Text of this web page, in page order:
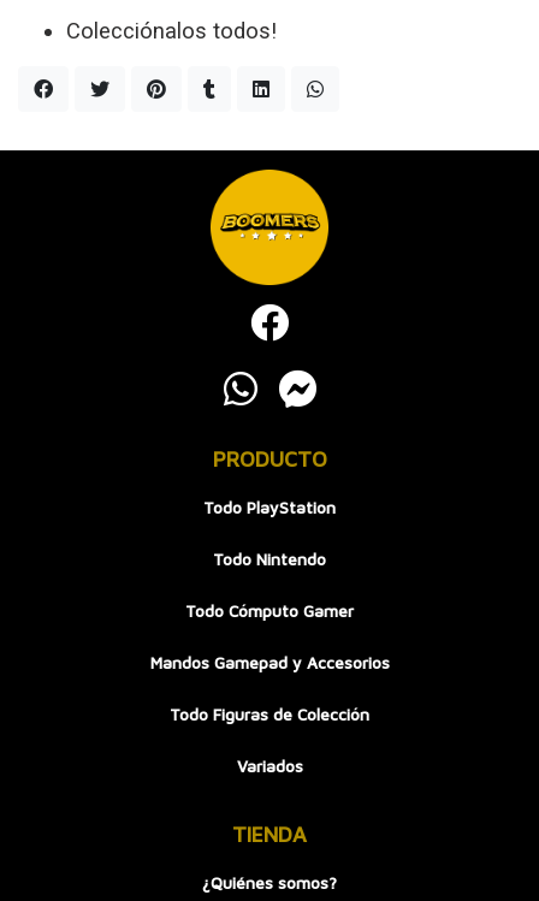
Colecciónalos todos!
PRODUCTO
Todo PlayStation
Todo Nintendo
Todo Cómputo Gamer
Mandos Gamepad y Accesorios
Todo Figuras de Colección
Variados
TIENDA
¿Quiénes somos?